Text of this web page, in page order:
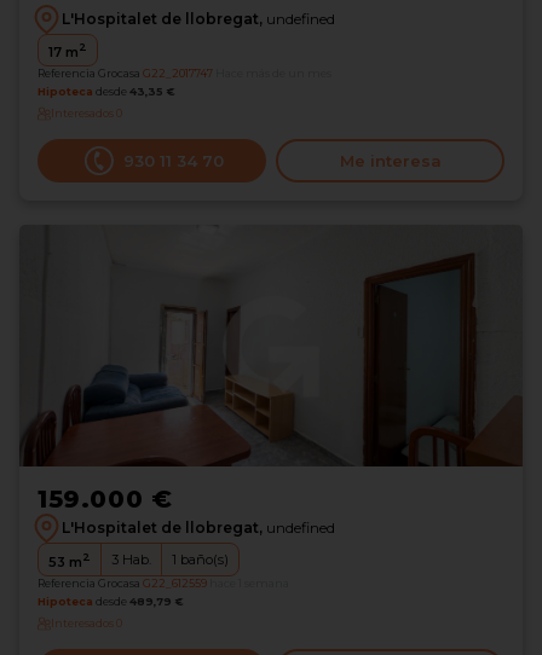
L'Hospitalet de llobregat, undefined
17 m2
Referencia Grocasa G22_2017747
Hipoteca desde 43,35 €
Interesados0
930 11 34 70 Me interesa
159.000 €
L'Hospitalet de llobregat, undefined
53 m2 3 Hab. 1 baño(s)
Referencia Grocasa G22_612559
Hipoteca desde 489,79 €
Interesados0